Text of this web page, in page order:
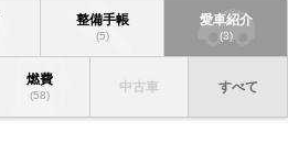
整備手帳
(5)
愛車紹介
(3)
燃費
(58)
中古車 すべて